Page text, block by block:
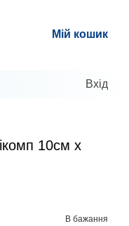
Мій кошик
Вхід
10см х
В бажання